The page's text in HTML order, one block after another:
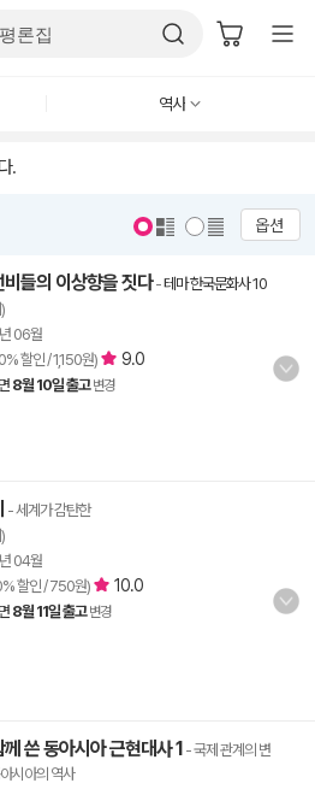
역사
.
옵션
들의 이상향을 짓다-테마 한국문화사 10
06월
할인 / 1,150원) 9.0
8월 10일 출고 변경
- 세계가 감탄한
04월
할인 / 750원) 10.0
8월 11일 출고 변경
쓴 동아시아 근현대사 1 - 국제 관계의 변
시아의 역사